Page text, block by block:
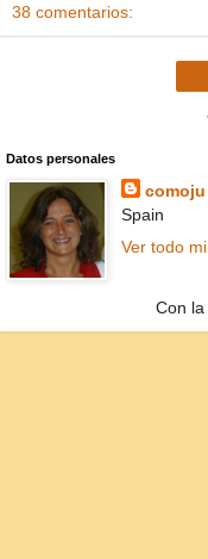
38 comentarios:
Datos personales
comoju
Spain
Ver todo
Con